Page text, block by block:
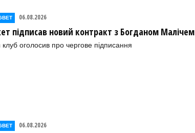
06.08.2026
підписав новий контракт з Богданом Малічем
оголосив про чергове підписання
06.08.2026